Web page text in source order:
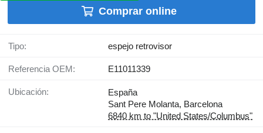
Comprar online
Tipo: espejo retrovisor
Referencia OEM: E11011339
Ubicación:
España
Sant Pere Molanta, Barcelona
6840 km to "United States/Columbus"